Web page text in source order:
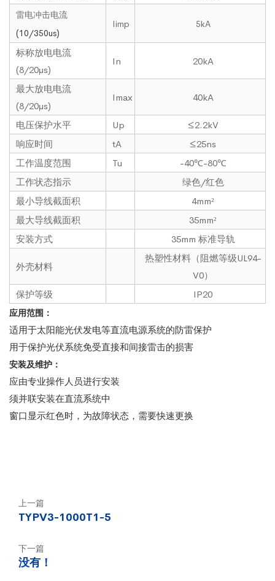
雷电冲击电流
(10/350us)
Iimp 5kA
标称放电电流
(8/20μs)
In 20kA
最大放电电流
(8/20μs)
Imax 40kA
电压保护水平 Up
≤2.2kV
响应时间
tA
≤25ns
工作温度范围
Tu
-40℃-80℃
工作状态指示
绿色/红色
最小导线截面积
4mm²
最大导线截面积
35mm²
安装方式
35mm 标准导轨
外壳材料
热塑性材料（阻燃等级UL94-
V0）
保护等级
IP20
应用范围：
适用于太阳能光伏发电等直流电源系统的防雷保护
用于保护光伏系统免受直接和间接雷击的损害
安装及维护：
应由专业操作人员进行安装
须并联安装在直流系统中
窗口显示红色时，为故障状态，需要快速更换
上一篇
TYPV3-1000T1-5
下一篇
没有！